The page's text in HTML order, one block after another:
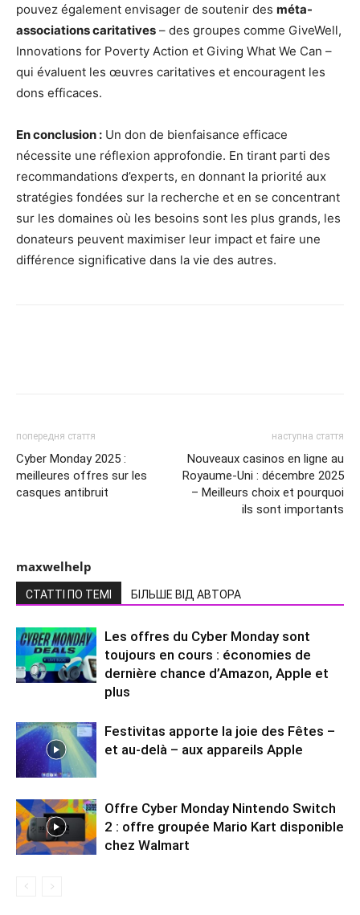
pouvez également envisager de soutenir des méta-
associations caritatives – des groupes comme GiveWell,
Innovations for Poverty Action et Giving What We Can –
qui évaluent les œuvres caritatives et encouragent les
dons efficaces.
En conclusion : Un don de bienfaisance efficace
nécessite une réflexion approfondie. En tirant parti des
recommandations d’experts, en donnant la priorité aux
stratégies fondées sur la recherche et en se concentrant
sur les domaines où les besoins sont les plus grands, les
donateurs peuvent maximiser leur impact et faire une
différence significative dans la vie des autres.
попередня стаття
Cyber ​​Monday 2025 :
meilleures offres sur les
casques antibruit
наступна стаття
Nouveaux casinos en ligne au
Royaume-Uni : décembre 2025
– Meilleurs choix et pourquoi
ils sont importants
maxwelhelp
СТАТТІ ПО ТЕМІ БІЛЬШЕ ВІД АВТОРА
Les offres du Cyber ​​Monday sont
toujours en cours : économies de
dernière chance d’Amazon, Apple et
plus
Festivitas apporte la joie des Fêtes –
et au-delà – aux appareils Apple
Offre Cyber ​​Monday Nintendo Switch
2 : offre groupée Mario Kart disponible
chez Walmart